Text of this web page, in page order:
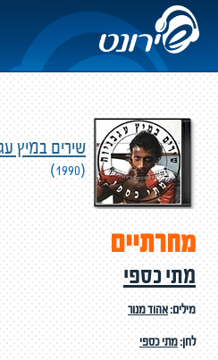
שירים במיץ
(1990)
מחרתיים
מתי כספי
מילים:אהוד מנור
לחן:מתי כספי